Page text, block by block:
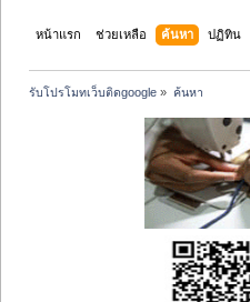
หน้าแรก ช่วยเหลือ ค้นหา ปฏิทิน
รับโปรโมทเว็บติดgoogle » ค้นหา